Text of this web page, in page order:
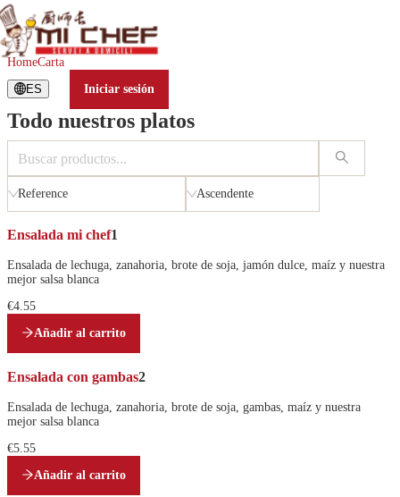
Carta
HomeCarta
ES
Iniciar sesión
r
g
a
n
o
.
Todo nuestros platos
Reference Ascendente
Ensalada mi chef1
Ensalada de lechuga, zanahoria, brote de soja, jamón dulce, maíz y nuestra
mejor salsa blanca
€4.55
Añadir al carrito
Ensalada con gambas2
Ensalada de lechuga, zanahoria, brote de soja, gambas, maíz y nuestra
mejor salsa blanca
€5.55
Añadir al carrito